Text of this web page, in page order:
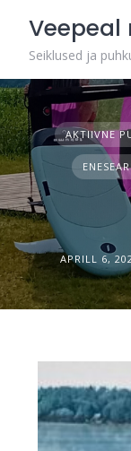
Veepeal
Seiklused ja
AKTIIVNE
APRILL 6,